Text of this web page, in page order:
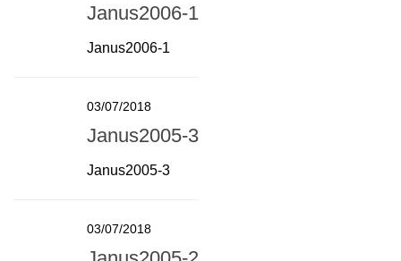
Janus2006-1
Janus2006-1
03/07/2018
Janus2005-3
Janus2005-3
03/07/2018